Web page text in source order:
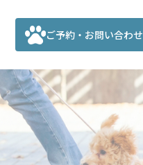
ご予約・お問い合わせ